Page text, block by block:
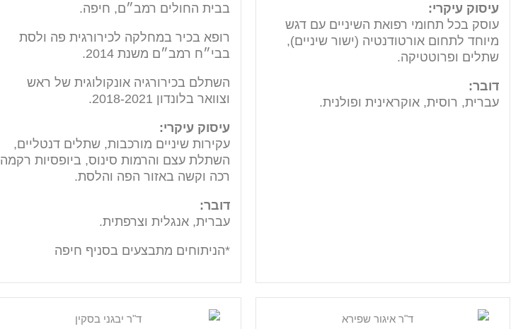
עיסוק עיקרי:
עוסק בכל תחומי רפואת השיניים עם דגש
מיוחד לתחום אורטודנטיה (ישור שיניים),
שתלים ופרוטטיקה.
דובר:
עברית, רוסית, אוקראינית ופולנית.
בבית החולים רמב״ם, חיפה.
רופא בכיר במחלקה לכירורגית פה ולסת
בבי״ח רמב״ם משנת 2014.
השתלם בכירורגיה אונקולוגית של ראש
וצוואר בלונדון 2018-2021.
עיסוק עיקרי:
עקירות שיניים מורכבות, שתלים דנטליים,
השתלת עצם והרמות סינוס, ביופסיות רקמה
רכה וקשה באזור הפה והלסת.
דובר:
עברית, אנגלית וצרפתית.
*הניתוחים מתבצעים בסניף חיפה